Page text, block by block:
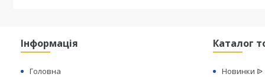
Інформація
Головна
Каталог
Новинки ᐉ